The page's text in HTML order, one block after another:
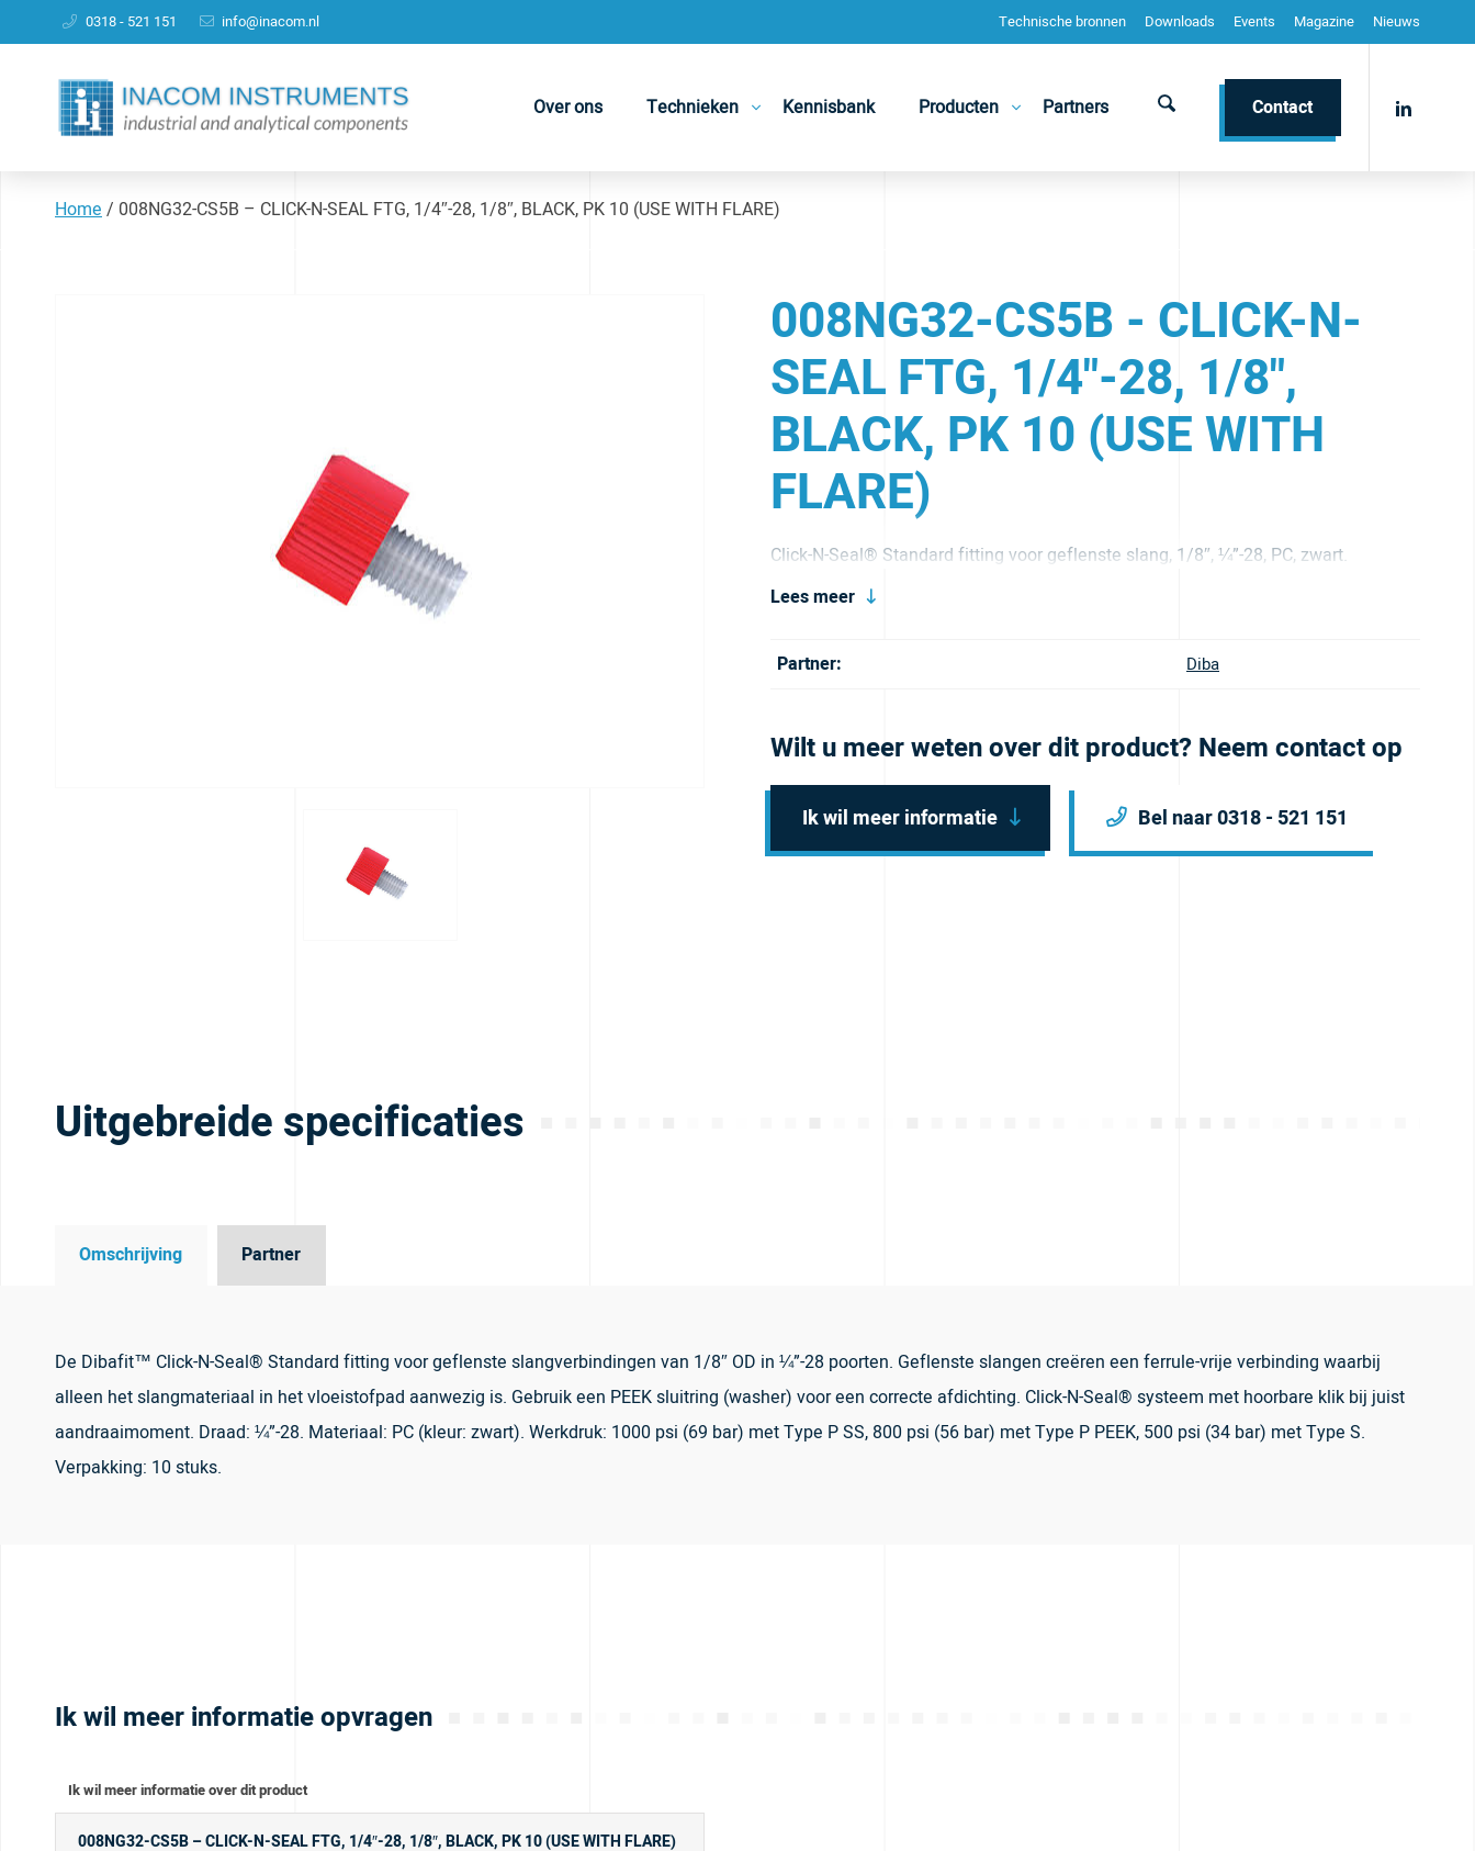
Technische bronnen Downloads Events Magazine Nieuws
0318 - 521 151 info@inacom.nl
Over ons Technieken Kennisbank Producten Partners Contact
Home/ 008NG32-CS5B – CLICK-N-SEAL FTG, 1/4″-28, 1/8″, BLACK, PK 10 (USE WITH FLARE)
008NG32-CS5B - CLICK-N-
SEAL FTG, 1/4"-28, 1/8",
BLACK, PK 10 (USE WITH
FLARE)
Click-N-Seal® Standard fitting voor geflenste slang, 1/8″, ¼”-28, PC, zwart.
Lees meer
Partner: Diba
Wilt u meer weten over dit product? Neem contact op
Ik wil meer informatie Bel naar 0318 - 521 151
Uitgebreide specificaties
Omschrijving Partner
De Dibafit™ Click-N-Seal® Standard fitting voor geflenste slangverbindingen van 1/8″ OD in ¼”-28 poorten. Geflenste slangen creëren een ferrule-vrije verbinding waarbij
alleen het slangmateriaal in het vloeistofpad aanwezig is. Gebruik een PEEK sluitring (washer) voor een correcte afdichting. Click-N-Seal® systeem met hoorbare klik bij juist
aandraaimoment. Draad: ¼”-28. Materiaal: PC (kleur: zwart). Werkdruk: 1000 psi (69 bar) met Type P SS, 800 psi (56 bar) met Type P PEEK, 500 psi (34 bar) met Type S.
Verpakking: 10 stuks.
Ik wil meer informatie opvragen
Ik wil meer informatie over dit product